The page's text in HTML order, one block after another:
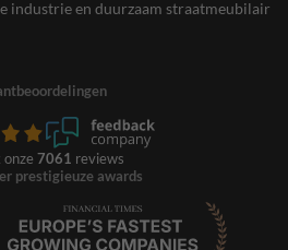
industrie en duurzaam straatmeubilair
onze 7061 reviews
prestigieuze awards